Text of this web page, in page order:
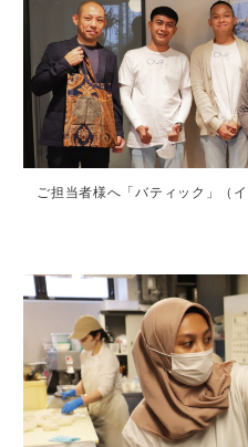
ご担当者様へ「バティック」（